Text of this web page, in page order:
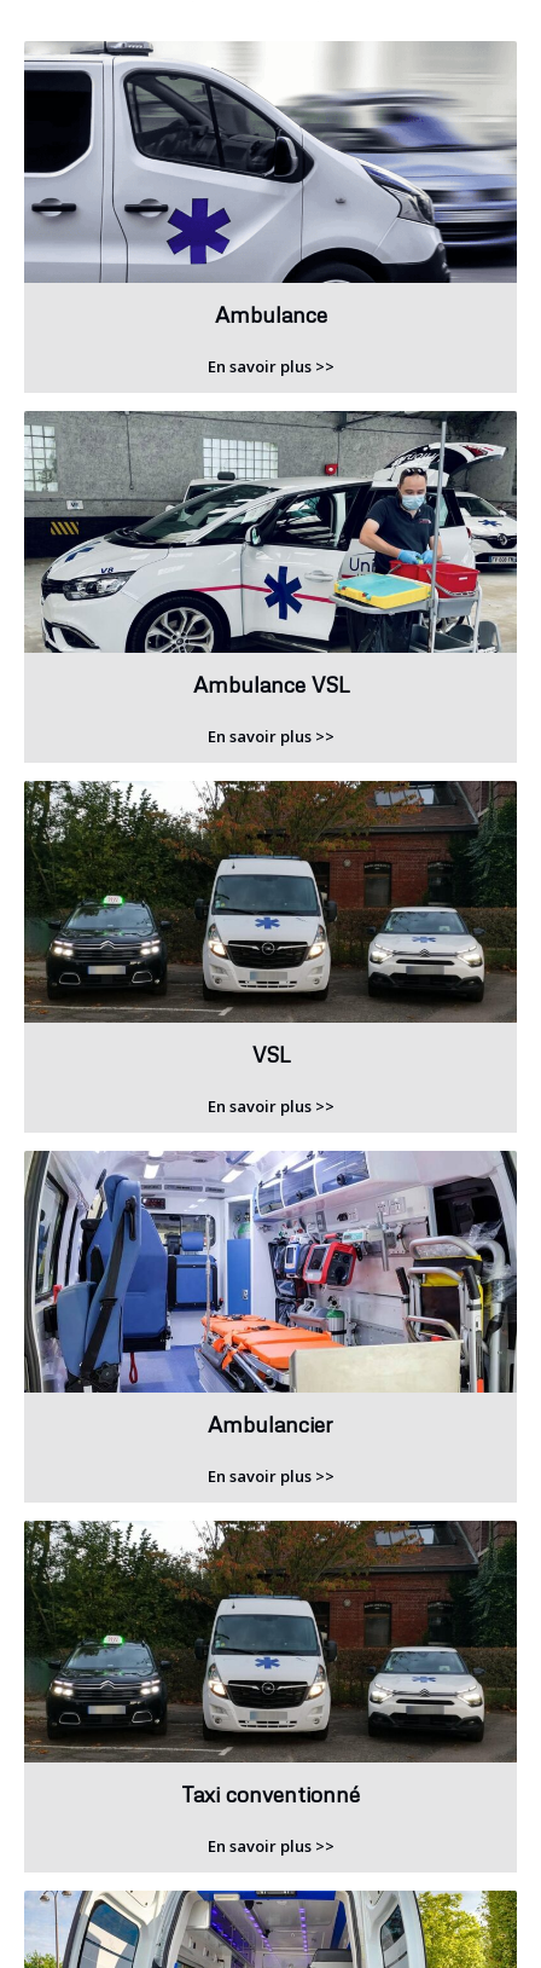
Ambulance
En savoir plus >>
Ambulance VSL
En savoir plus >>
VSL
En savoir plus >>
Ambulancier
En savoir plus >>
Taxi conventionné
En savoir plus >>